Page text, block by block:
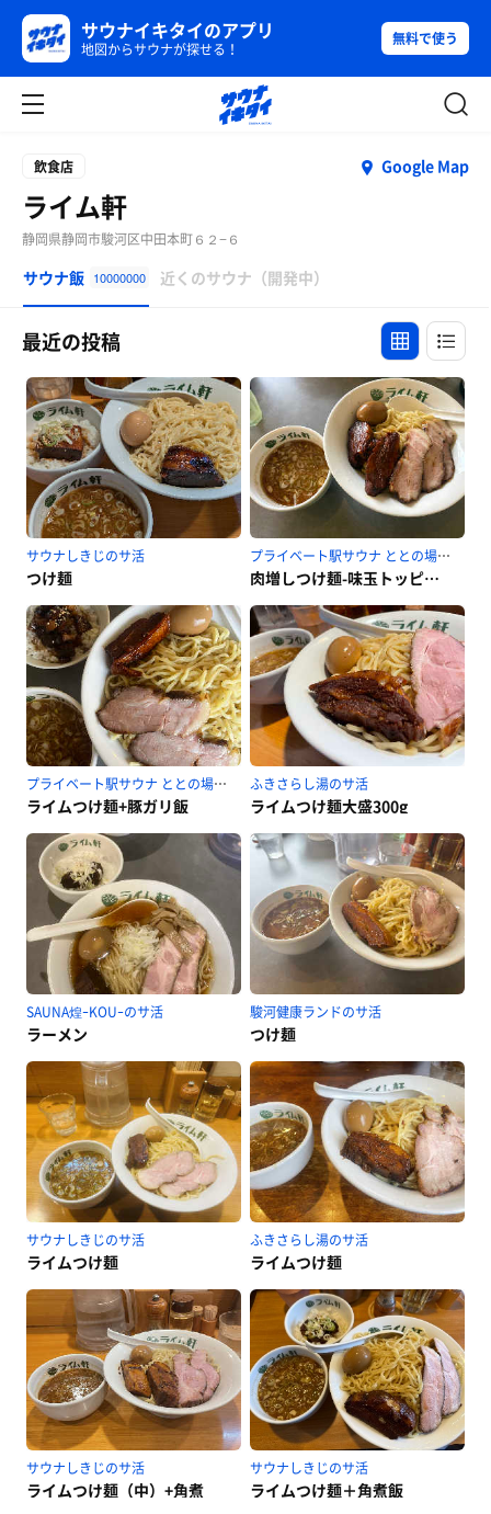
サウナイキタイのアプリ
地図からサウナが探せる！
無料で使う
飲食店 Google Map
ライム軒
静岡県静岡市駿河区中田本町６２−６
サウナ飯 10000000 近くのサウナ（開発中）
最近の投稿
サウナしきじのサ活
つけ麺
プライベート駅サウナ ととの場のサ活
肉増しつけ麺-味玉トッピング
プライベート駅サウナ ととの場のサ活
ライムつけ麺+豚ガリ飯
ふきさらし湯のサ活
ライムつけ麺大盛300g
SAUNA煌ｰKOUｰのサ活
ラーメン
駿河健康ランドのサ活
つけ麺
サウナしきじのサ活
ライムつけ麺
ふきさらし湯のサ活
ライムつけ麺
サウナしきじのサ活
ライムつけ麺（中）+角煮
サウナしきじのサ活
ライムつけ麺＋角煮飯